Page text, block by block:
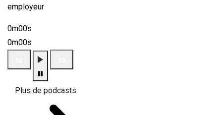
employeur
0m00s
0m00s
Plus de podcasts